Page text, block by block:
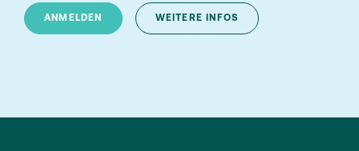
ANMELDEN WEITERE INFOS